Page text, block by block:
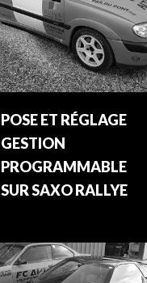
POSE ET RÉGLAGE
GESTION
PROGRAMMABLE
SUR SAXO RALLYE